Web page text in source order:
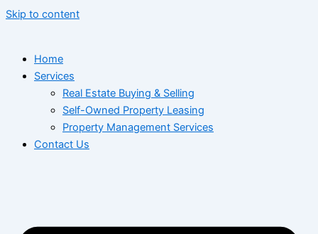
Skip to content
Home
Services
Real Estate Buying & Selling
Self-Owned Property Leasing
Property Management Services
Contact Us